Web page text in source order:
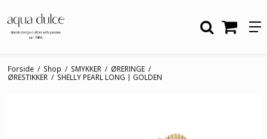
Forside / Shop / SMYKKER / ØRERINGE /
ØRESTIKKER / SHELLY PEARL LONG | GOLDEN